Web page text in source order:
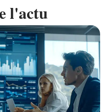
l'actu